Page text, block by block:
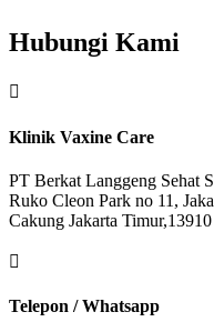
Hubungi Kami

Klinik Vaxine Care
PT Berkat Langgeng Sehat
Ruko Cleon Park no 11,
Cakung Jakarta Timur,13910

Telepon / Whatsapp